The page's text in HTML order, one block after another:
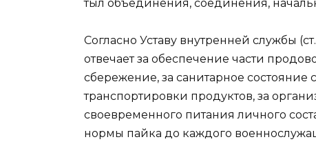
тыл объединения, соединения,
Согласно Уставу внутренней службы
отвечает за обеспечение части
сбережение, за санитарное состояние
транспортировки продуктов, за
своевременного питания личного
нормы пайка до каждого